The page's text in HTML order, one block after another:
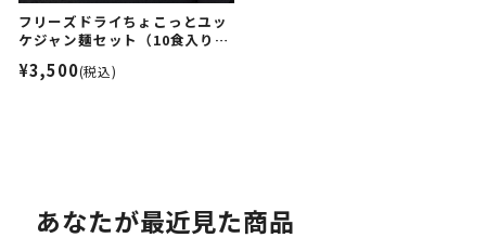
フリーズドライちょこっとユッ
ケジャン麺セット（10食入り／
¥3,500(税込)
あなたが最近見た商品